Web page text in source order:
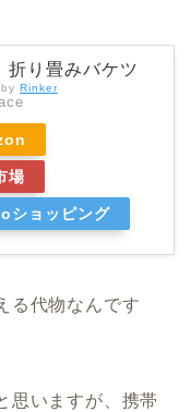
り畳みバケツ
Rinker
場
ショッピング
る代物なんです
思いますが、携帯